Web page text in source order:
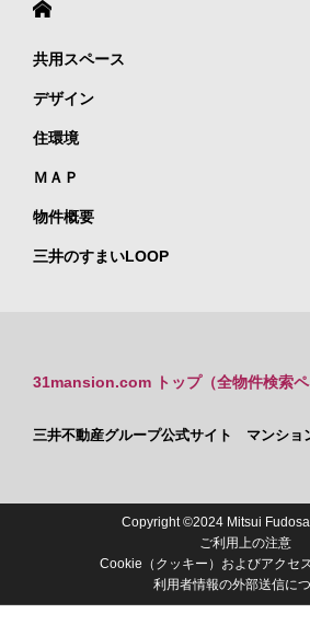
共用スペース
デザイン
住環境
ＭＡＰ
物件概要
三井のすまいLOOP
31mansion.com トップ（全物件検索ペ
三井不動産グループ公式サイト マンショ
Copyright ©2024 Mitsui
ご利用上の注意
Cookie（クッキー）およびアクセ
利用者情報の外部送信に